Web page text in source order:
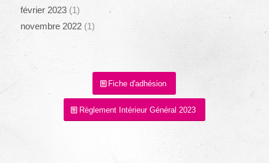
février 2023(1)
novembre 2022(1)
Fiche d'adhésion
Règlement Intérieur Général 2023